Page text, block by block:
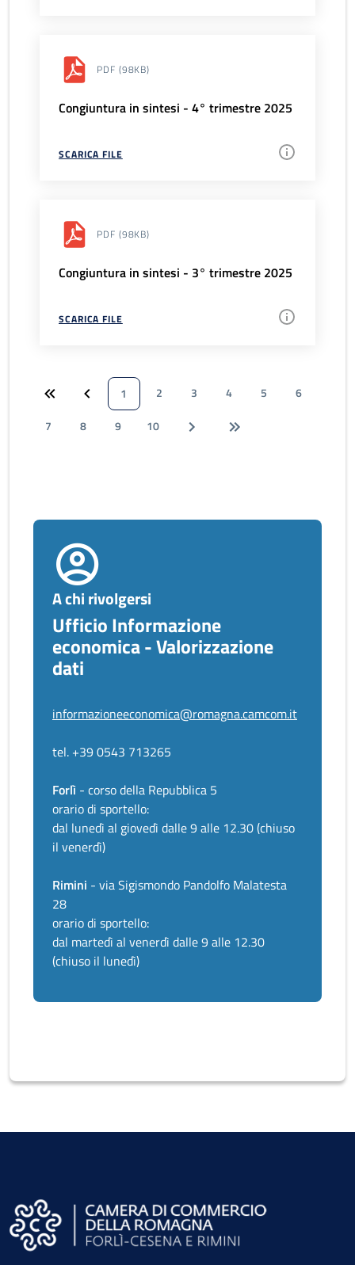
PDF (98KB)
Congiuntura in sintesi - 4° trimestre 2025
SCARICA FILE
PDF (98KB)
Congiuntura in sintesi - 3° trimestre 2025
SCARICA FILE
1 2 3 4 5
6
7
8 9 10
A chi rivolgersi
Ufficio Informazione
economica - Valorizzazione
dati
informazioneeconomica@romagna.camcom.it
tel. +39 0543 713265
Forlì - corso della Repubblica 5
orario di sportello:
dal lunedì al giovedì dalle 9 alle 12.30 (chiuso
il venerdì)
Rimini - via Sigismondo Pandolfo Malatesta
28
orario di sportello:
dal martedì al venerdì dalle 9 alle 12.30
(chiuso il lunedì)